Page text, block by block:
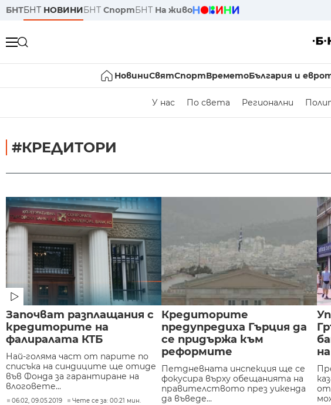
БНТБНТ НОВИНИБНТ СпортБНТ На живо
НовиниСвятСпортВреметоБългария и
У нас По света Регионални
#КРЕДИТОРИ
Започват разплащания с
кредиторите на
фалиралата КТБ
Най-голяма част от парите по
списъка на синдиците ще отиде
във Фонда за гарантиране на
влоговете...
06:02, 09.05.2019 Чете се за: 00:21 мин.
Кредиторите
предупредиха Гърция да
се придържа към
реформите
Петдневната инспекция ще се
фокусира върху обещанията на
правителството през уикенда
да въведе...